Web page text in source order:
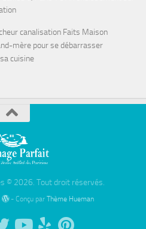
canalisation Faits Maison
mère pour se débarrasser
cuisine
© 2026. Tout droit réservés.
- Conçu par Thème Hueman